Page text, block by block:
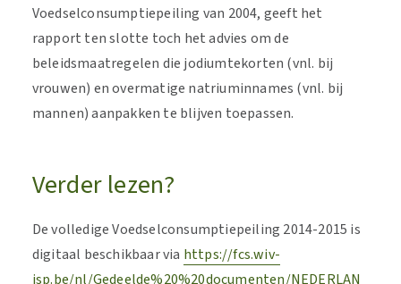
Voedselconsumptiepeiling van 2004, geeft het
rapport ten slotte toch het advies om de
beleidsmaatregelen die jodiumtekorten (vnl. bij
vrouwen) en overmatige natriuminnames (vnl. bij
mannen) aanpakken te blijven toepassen.
Verder lezen?
De volledige Voedselconsumptiepeiling 2014-2015 is
digitaal beschikbaar via https://fcs.wiv-
isp.be/nl/Gedeelde%20%20documenten/NEDERLAN